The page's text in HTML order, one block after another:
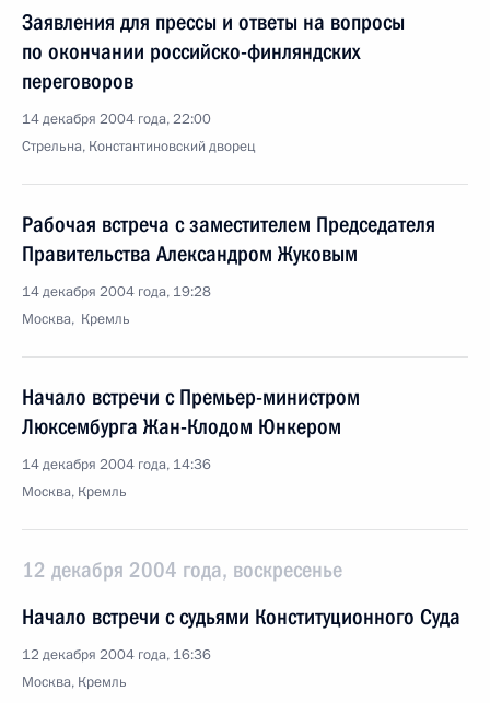
Заявления для прессы и ответы на вопросы
по окончании российско-финляндских
переговоров
14 декабря 2004 года, 22:00
Стрельна, Константиновский дворец
Рабочая встреча с заместителем Председателя
Правительства Александром Жуковым
14 декабря 2004 года, 19:28
Москва, Кремль
Начало встречи с Премьер-министром
Люксембурга Жан-Клодом Юнкером
14 декабря 2004 года, 14:36
Москва, Кремль
12 декабря 2004 года, воскресенье
Начало встречи с судьями Конституционного Суда
12 декабря 2004 года, 16:36
Москва, Кремль